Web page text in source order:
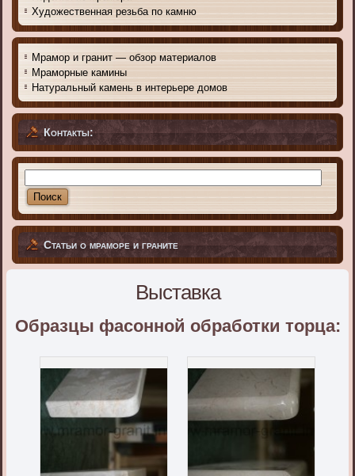
Художественная резьба по камню
Мрамор и гранит — обзор материалов
Мраморные камины
Натуральный камень в интерьере домов
Контакты:
Статьи о мраморе и граните
Выставка
Образцы фасонной обработки торца: